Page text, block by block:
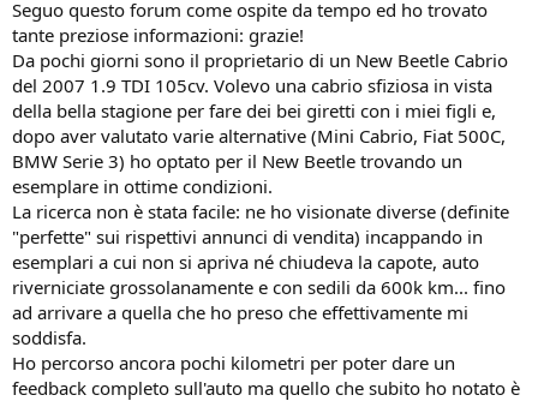
u
s
s
i
o
n
e
o
Seguo questo forum come ospite da tempo ed ho trovato
tante preziose informazioni: grazie!
Da pochi giorni sono il proprietario di un New Beetle Cabrio
del 2007 1.9 TDI 105cv. Volevo una cabrio sfiziosa in vista
della bella stagione per fare dei bei giretti con i miei figli e,
dopo aver valutato varie alternative (Mini Cabrio, Fiat 500C,
BMW Serie 3) ho optato per il New Beetle trovando un
esemplare in ottime condizioni.
La ricerca non è stata facile: ne ho visionate diverse (definite
"perfette" sui rispettivi annunci di vendita) incappando in
esemplari a cui non si apriva né chiudeva la capote, auto
riverniciate grossolanamente e con sedili da 600k km... fino
ad arrivare a quella che ho preso che effettivamente mi
soddisfa.
Ho percorso ancora pochi kilometri per poter dare un
feedback completo sull'auto ma quello che subito ho notato è